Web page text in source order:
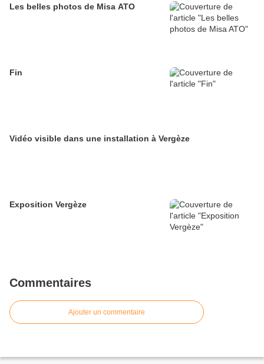
Les belles photos de Misa ATO
Fin
Vidéo visible dans une installation à Vergèze
Exposition Vergèze
Commentaires
Ajouter un commentaire